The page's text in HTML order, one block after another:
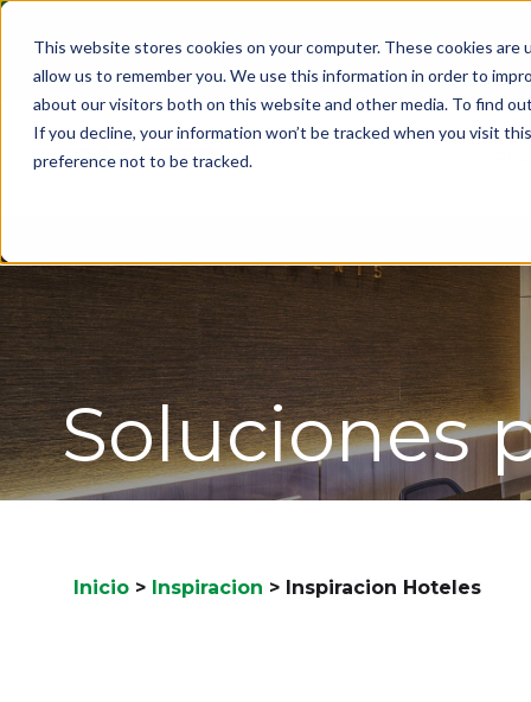
This website stores cookies on your computer. These cookies
allow us to remember you. We use this information in order to
about our visitors both on this website and other media. To find
If you decline, your information won’t be tracked when you visit
preference not to be tracked.
Soluciones
Inicio > Inspiracion > Inspiracion Hoteles